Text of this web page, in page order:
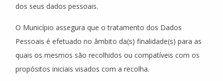
dos seus dados pessoais.
O Município assegura que o tratamento dos Dados
Pessoais é efetuado no âmbito da(s) finalidade(s) para as
quais os mesmos são recolhidos ou compatíveis com os
propósitos iniciais visados com a recolha.